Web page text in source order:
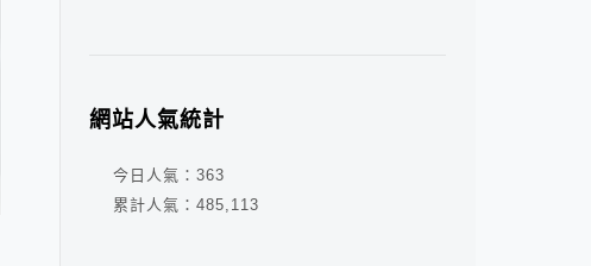
網站人氣統計
今日人氣： 363
累計人氣： 485,113